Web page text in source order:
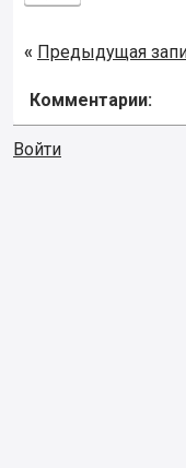
« Предыдущая
Комментарии:
Войти